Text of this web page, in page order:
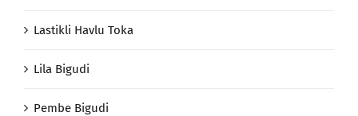
Lastikli Havlu Toka
Lila Bigudi
Pembe Bigudi